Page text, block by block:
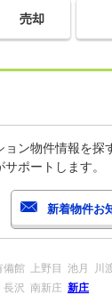
売却
ン物件情報を探
ポートします。
備館 上野目 池月 川
長沢 南新庄 新庄